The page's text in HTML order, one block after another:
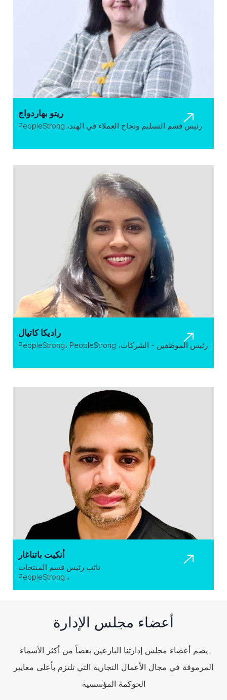
ريتو بهاردواج
رئيس قسم التسليم ونجاح العملاء في الهند، PeopleStrong
راديكا كاتيال
رئيس الموظفين - الشركات، PeopleStrong، PeopleStrong
أنكيت باتناغار
نائب رئيس قسم المنتجات
، PeopleStrong
أعضاء مجلس الإدارة
يضم أعضاء مجلس إدارتنا البارعين بعضاً من أكثر الأسماء
المرموقة في مجال الأعمال التجارية التي تلتزم بأعلى معايير
الحوكمة المؤسسية